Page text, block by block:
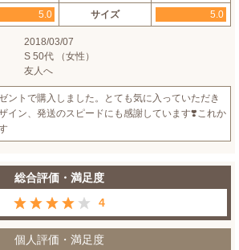
5.0 サイズ 5.0
2018/03/07
S 50代 （女性）
友人へ
ントで購入しました。とても気に入っていただき
イン、発送のスピードにも感謝しています❣️これか
総合評価・満足度
4
個人評価・満足度